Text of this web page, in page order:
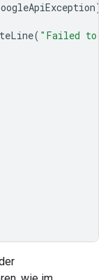
)
( "Failed to